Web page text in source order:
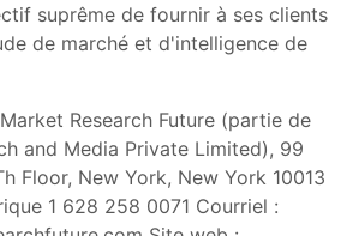
suprême de fournir à ses clients
de marché et d'intelligence de
Research Future (partie de
and Media Private Limited), 99
Floor, New York, New York 10013
1 628 258 0071 Courriel :